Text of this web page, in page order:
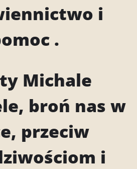
i
.
Michale
broń nas w
przeciw
i